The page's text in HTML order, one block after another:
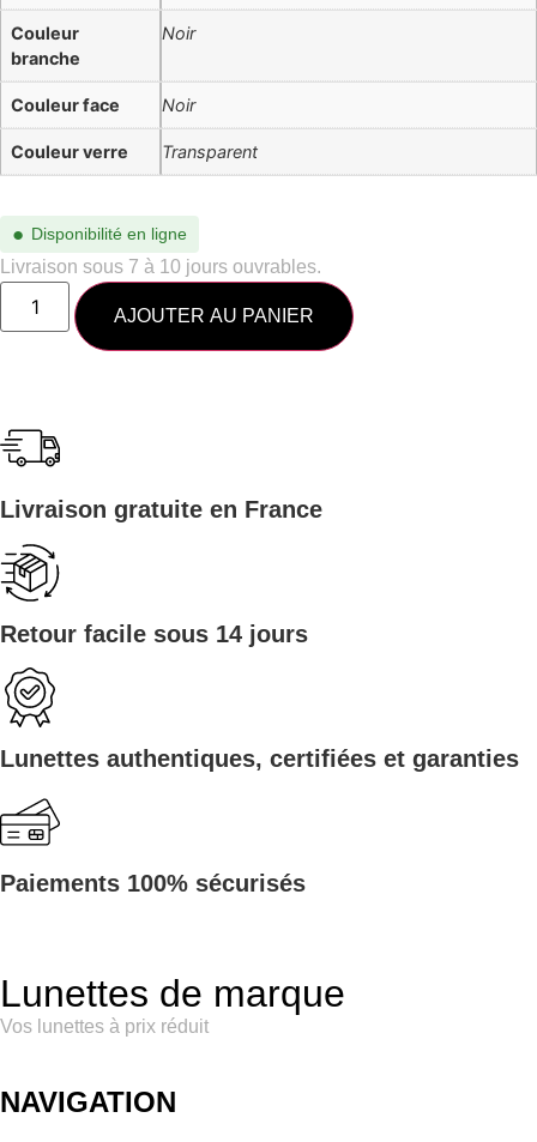
Couleur
branche
Noir
Couleur face Noir
Couleur verre Transparent
● Disponibilité en ligne
Livraison sous 7 à 10 jours ouvrables.
AJOUTER AU PANIER
Livraison gratuite en France
Retour facile sous 14 jours
Lunettes authentiques, certifiées et garanties
Paiements 100% sécurisés
Lunettes de marque
Vos lunettes à prix réduit
NAVIGATION